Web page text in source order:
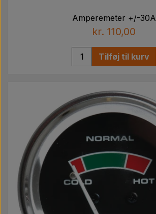
Amperemeter +/-30A
kr. 110,00
Tilføj til kurv